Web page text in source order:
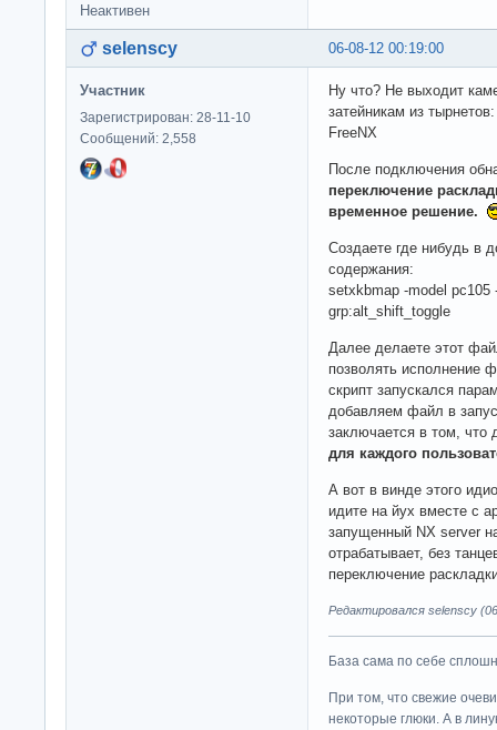
Неактивен
06-08-12 00:19:00
selenscy
Участник
Зарегистрирован: 28-11-10
Сообщений: 2,558
Ну что? Не выходит
затейникам из
FreeNX
После подключения
переключение
временное решение.
Создаете где нибудь в
содержания:
setxkbmap -model pc105
grp:alt_shift_toggle
Далее делаете этот
позволять исполнение
скрипт запускался
добавляем файл в
заключается в том, что
для каждого
А вот в винде этого
идите на йух вместе с
запущенный NX server
отрабатывает, без
переключение
Редактировался selenscy
База сама по себе
При том, что свежие
некоторые глюки. А в